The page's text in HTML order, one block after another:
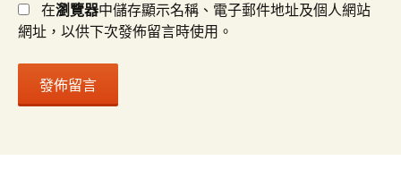
在瀏覽器中儲存顯示名稱、電子郵件地址及個人網站
網址，以供下次發佈留言時使用。